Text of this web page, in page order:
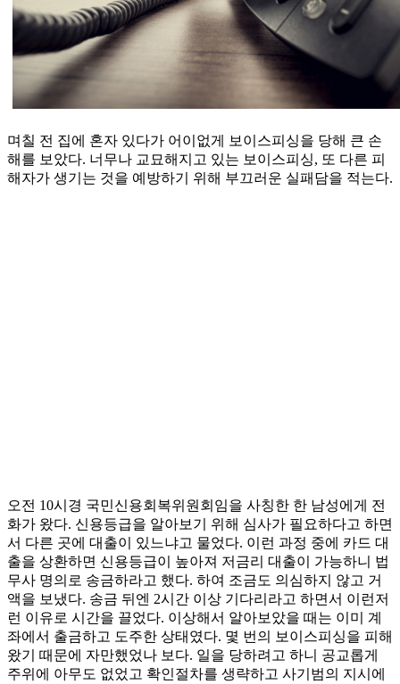
며칠 전 집에 혼자 있다가 어이없게 보이스피싱을 당해 큰 손
해를 보았다. 너무나 교묘해지고 있는 보이스피싱, 또 다른 피
해자가 생기는 것을 예방하기 위해 부끄러운 실패담을 적는다.
오전 10시경 국민신용회복위원회임을 사칭한 한 남성에게 전
화가 왔다. 신용등급을 알아보기 위해 심사가 필요하다고 하면
서 다른 곳에 대출이 있느냐고 물었다. 이런 과정 중에 카드 대
출을 상환하면 신용등급이 높아져 저금리 대출이 가능하니 법
무사 명의로 송금하라고 했다. 하여 조금도 의심하지 않고 거
액을 보냈다. 송금 뒤엔 2시간 이상 기다리라고 하면서 이런저
런 이유로 시간을 끌었다. 이상해서 알아보았을 때는 이미 계
좌에서 출금하고 도주한 상태였다. 몇 번의 보이스피싱을 피해
왔기 때문에 자만했었나 보다. 일을 당하려고 하니 공교롭게
주위에 아무도 없었고 확인절차를 생략하고 사기범의 지시에